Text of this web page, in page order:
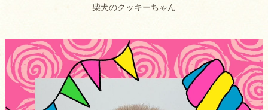
柴犬のクッキーちゃん